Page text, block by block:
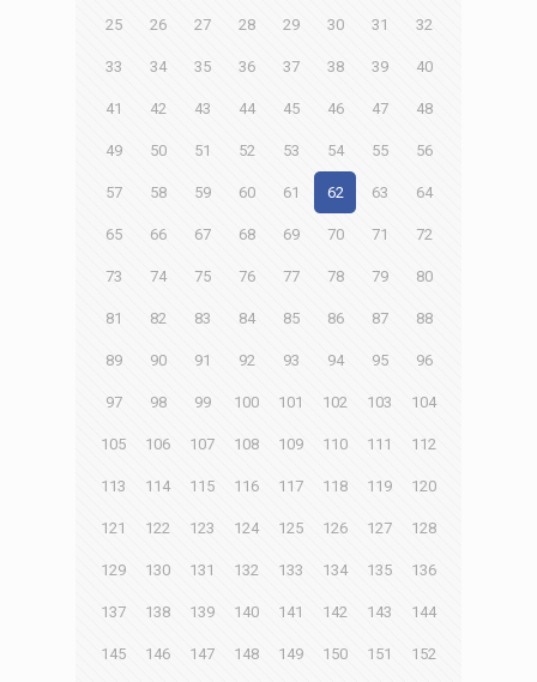
25 26 27 28 29 30 31 32
33 34 35 36 37 38 39 40
41 42 43 44 45 46 47 48
49 50 51 52 53 54 55 56
57 58 59 60 61 62 63 64
65 66 67 68 69 70 71 72
73 74 75 76 77 78 79 80
81 82 83 84 85 86 87 88
89 90 91 92 93 94 95 96
97 98 99 100 101 102 103 104
105 106 107 108 109 110 111 112
113 114 115 116 117 118 119 120
121 122 123 124 125 126 127 128
129 130 131 132 133 134 135 136
137 138 139 140 141 142 143 144
145 146 147 148 149 150 151 152